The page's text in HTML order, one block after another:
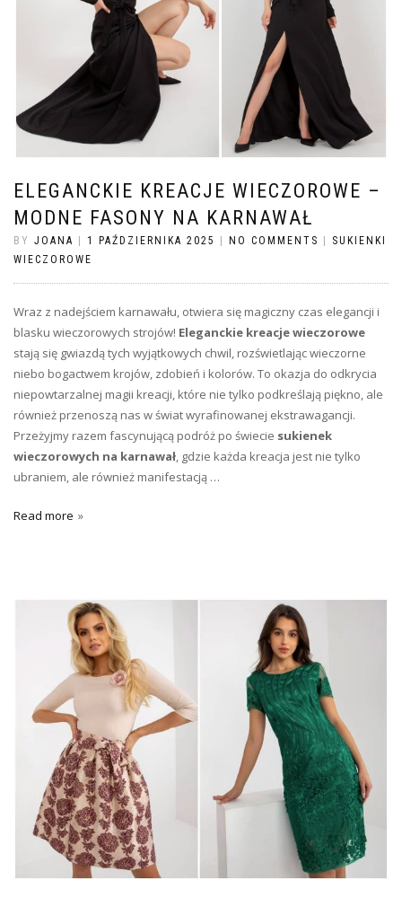
ELEGANCKIE KREACJE WIECZOROWE –
MODNE FASONY NA KARNAWAŁ
BY JOANA 1 PAŹDZIERNIKA 2025 NO COMMENTS
SUKIENKI
WIECZOROWE
Wraz z nadejściem karnawału, otwiera się magiczny czas elegancji i
blasku wieczorowych strojów! Eleganckie kreacje wieczorowe
stają się gwiazdą tych wyjątkowych chwil, rozświetlając wieczorne
niebo bogactwem krojów, zdobień i kolorów. To okazja do odkrycia
niepowtarzalnej magii kreacji, które nie tylko podkreślają piękno, ale
również przenoszą nas w świat wyrafinowanej ekstrawagancji.
Przeżyjmy razem fascynującą podróż po świecie sukienek
wieczorowych na karnawał, gdzie każda kreacja jest nie tylko
ubraniem, ale również manifestacją …
Read more